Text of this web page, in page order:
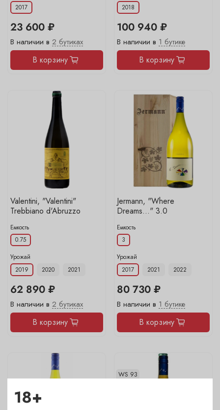
2017
23 600 ₽
В наличии в 2 бутиках
В корзину
2018
100 940 ₽
В наличии в 1 бутике
В корзину
Valentini, "Valentini"
Trebbiano d'Abruzzo
Емкость
0.75
Урожай
2019
2020 2021
62 890 ₽
В наличии в 2 бутиках
В корзину
Jermann, "Where
Dreams..." 3.0
Емкость
3
Урожай
2017
2021 2022
80 730 ₽
В наличии в 1 бутике
В корзину
WS 93
18+